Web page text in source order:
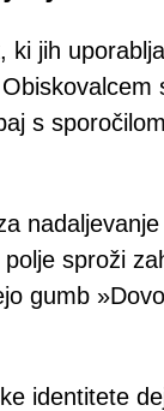
ki jih
s
sproži
gumb
identitete